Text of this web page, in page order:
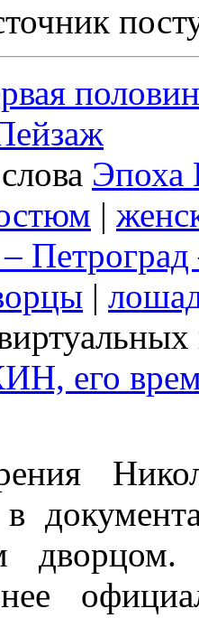
Эпоха
|
|
его
в
дворцом.